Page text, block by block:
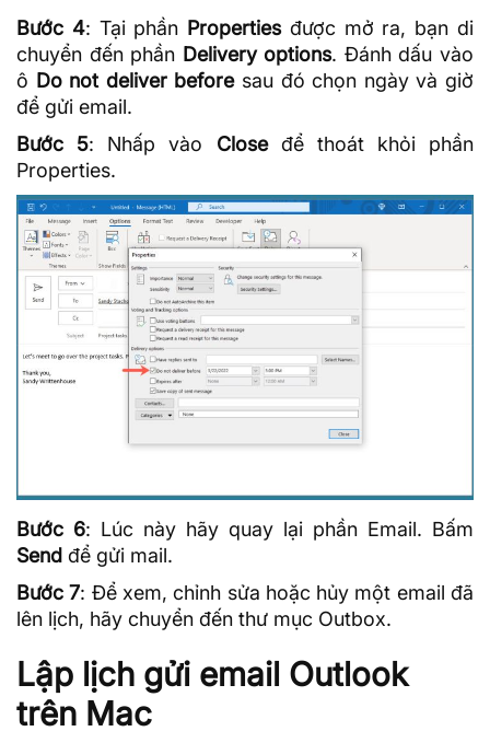
Bước 4: Tại phần Propertiesđược mở ra, bạn di
chuyển đến phần Delivery options. Đánh dấu vào
ô Do not deliver beforesau đó chọn ngày và giờ
để gửi email.
Bước 5: Nhấp vào Closeđể thoát khỏi phần
Properties.
Bước 6: Lúc này hãy quay lại phần Email. Bấm
Send để gửi mail.
Bước 7: Để xem, chỉnh sửa hoặc hủy một email đã
lên lịch, hãy chuyển đến thư mục Outbox.
Lập lịch gửi email Outlook
trên Mac